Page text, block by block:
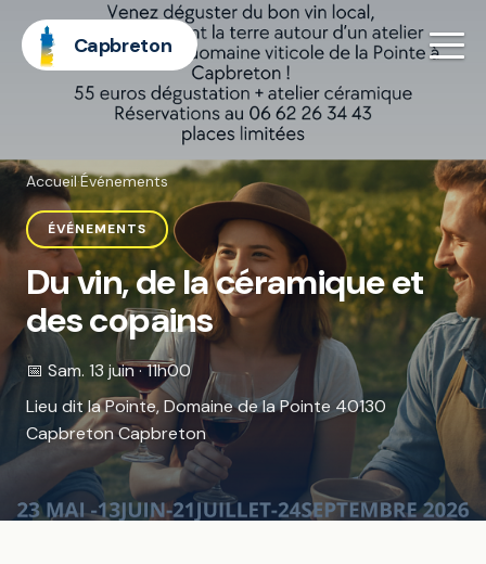
Capbreton
Accueil·Événements
ÉVÉNEMENTS
Du vin, de la céramique et
des copains
📅 Sam. 13 juin · 11h00
Lieu dit la Pointe, Domaine de la Pointe 40130
Capbreton Capbreton